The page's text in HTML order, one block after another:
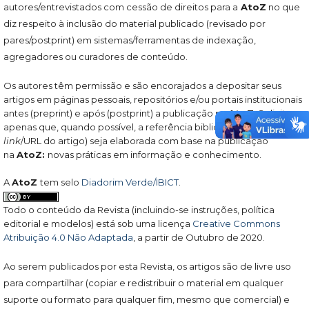
autores/entrevistados com cessão de direitos para a AtoZ no que
diz respeito à inclusão do material publicado (revisado por
pares/postprint) em sistemas/ferramentas de indexação,
agregadores ou curadores de conteúdo.
Os autores têm permissão e são encorajados a depositar seus
artigos em páginas pessoais, repositórios e/ou portais institucionais
antes (preprint) e após (postprint) a publicação naAtoZ. Solicita-se
apenas que, quando possível, a referência bibliográfica (incluindo o
link/URL do artigo) seja elaborada com base na publicação
na AtoZ: novas práticas em informação e conhecimento.
AAtoZtem selo Diadorim Verde/IBICT.
Todo o conteúdo da Revista (incluindo-se instruções, política
editorial e modelos) está sob uma licença Creative Commons
Atribuição 4.0 Não Adaptada , a partir de Outubro de 2020.
Ao serem publicados por esta Revista, os artigos são de livre uso
para compartilhar (copiar e redistribuir o material em qualquer
suporte ou formato para qualquer fim, mesmo que comercial) e